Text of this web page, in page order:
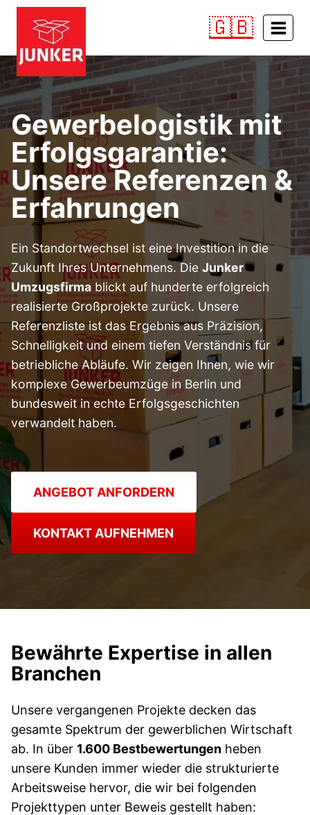
Zum
Inhalt
springen
🇬🇧
Gewerbelogistik mit
Erfolgsgarantie:
Unsere Referenzen &
Erfahrungen
Ein Standortwechsel ist eine Investition in die
Zukunft Ihres Unternehmens. Die Junker
Umzugsfirma blickt auf hunderte erfolgreich
realisierte Großprojekte zurück. Unsere
Referenzliste ist das Ergebnis aus Präzision,
Schnelligkeit und einem tiefen Verständnis für
betriebliche Abläufe. Wir zeigen Ihnen, wie wir
komplexe Gewerbeumzüge in Berlin und
bundesweit in echte Erfolgsgeschichten
verwandelt haben.
ANGEBOT ANFORDERN
KONTAKT AUFNEHMEN
Bewährte Expertise in allen
Branchen
Unsere vergangenen Projekte decken das
gesamte Spektrum der gewerblichen Wirtschaft
ab. In über 1.600 Bestbewertungen heben
unsere Kunden immer wieder die strukturierte
Arbeitsweise hervor, die wir bei folgenden
Projekttypen unter Beweis gestellt haben: